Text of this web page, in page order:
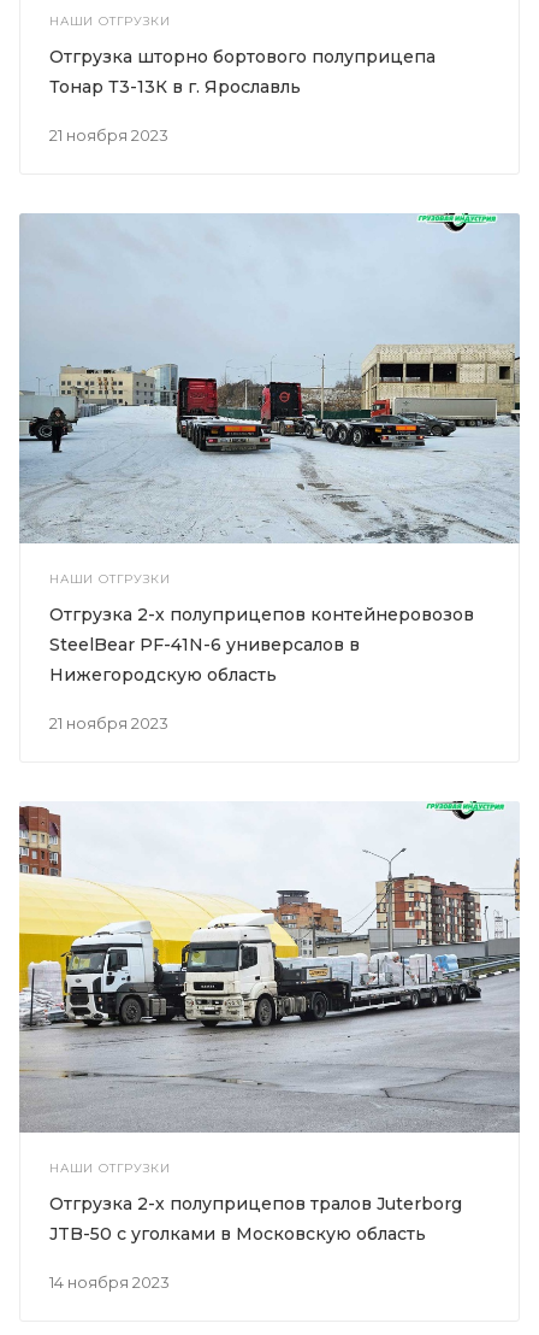
НАШИ ОТГРУЗКИ
21 ноября 2023
Отгрузка шторно бортового полуприцепа
Тонар Т3-13К в г. Ярославль
НАШИ ОТГРУЗКИ
21 ноября 2023
Отгрузка 2-х полуприцепов контейнеровозов
SteelBear PF-41N-6 универсалов в
Нижегородскую область
НАШИ ОТГРУЗКИ
14 ноября 2023
Отгрузка 2-х полуприцепов тралов Juterborg
JTB-50 с уголками в Московскую область